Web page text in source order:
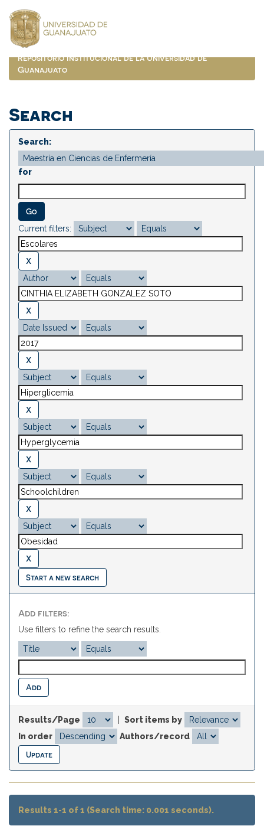
navigation
Repositorio Institucional de la Universidad de
Guanajuato
Search
Search:
for
Current filters:
Start a new search
Add filters:
Use filters to refine the search results.
Results/Page
Sort items by
In order
Authors/record
Results 1-1 of 1 (Search time: 0.001 seconds).